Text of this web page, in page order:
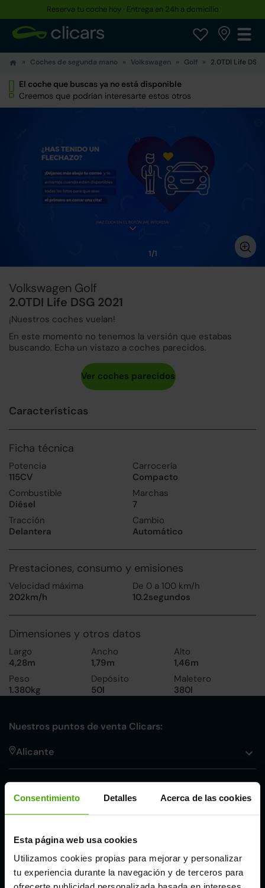
Consentimiento Detalles Acerca de las cookies
Esta página web usa cookies
Utilizamos cookies propias para mejorar y personalizar
tu experiencia durante la navegación y de terceros para
Reserva tu coche hoy · Entrega en 24h a domicilio
Coches de segunda mano Volkswagen Golf 2.0TDI Life DSG
El coche que buscas ya no está disponible
Creemos que podrían interesarte estos otros
1/1
Volkswagen Golf
2.0TDI Life DSG 2021
¡Nuestros coches vuelan!
En este momento no tenemos la versión que estabas
buscando. Echa un vistazo a coches parecidos.
Características
Ficha técnica
Potencia
115CV
Carrocería
Compacto
Combustible
Diésel
Marchas
7
Tracción
Delantera
Cambio
Automático
Prestaciones, consumo y emisiones
Velocidad máxima
202km/h
De 0 a 100 km/h
10.2segundos
Dimensiones y otros datos
Largo
4,28m
Ancho
1,79m
Alto
1,46m
Peso
1.380kg
Depósito
50l
Maletero
380l
Nuestros puntos de venta Clicars:
Alicante
Málaga